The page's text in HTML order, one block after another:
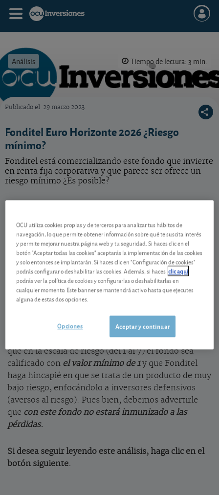
Análisis Tiempo de lectura: 3 min.
Publicado el 29 marzo 2023
Fonditel Euro Horizonte 2026 ¿Riesgo
mínimo?
Fonditel está comercializando este fondo que invierte
en renta fija corporativa y que parece ser ofrece un
riesgo mínimo ¿Es posible?
La gestora de fondos y planes de pensiones Fonditel
está comercializando elFonditel Euro Horizonte
2026 FI(ES0137668002). Se trata de un fondo de
renta fija a medio plazo de la zona euro que invierte
en bonos corporativos, pero poniendo un listón en
solvenciade estos en cualquiera de los rangos
denominados como “
obviando los high yield (de alto rendimiento) con los
que se asume una mayor dosis de riesgo.
• Lo que más nos sorprende de este lanzamiento es
que en la escala de riesgo (del 1 al 7) el fondo sea
calificado con el valor mínimo de 1y que Fonditel
haga hincapié en que se trata de un producto de muy
bajo riesgo, enfocándolo a inversores defensivos
(aversos al riesgo). Pues bien, debemos advertirle
que con este fondo no estará inmunizado a las
pérdidas.
Si desea seguir leyendo este análisis, haga clic en el
botón siguiente.
OCU utiliza cookies propias y de terceros para analizar tus hábitos de
navegación, lo que permite obtener información sobre qué te suscita interés
y permite mejorar nuestra página web y tu seguridad. Si haces clic en el
botón "Aceptar todas las cookies" aceptarás la implementación de las cookies
y solo entonces se implantarán. Si haces clic en "Configuración de cookies"
podrás configurar o deshabilitar las cookies. Además, si haces clic aquí
podrás ver la política de cookies y configurarlas o deshabilitarlas en
cualquier momento. Este banner se mantendrá activo hasta que ejecutes
alguna de estas dos opciones.
Aceptar y continuar
Opciones